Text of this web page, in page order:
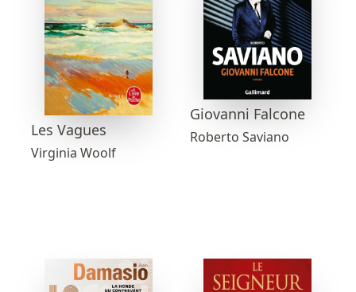
Les Vagues
Virginia Woolf
Giovanni Falcone
Roberto Saviano